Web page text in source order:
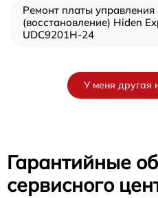
Ремонт платы управления
(восстановление) Hiden
UDC9201H-24
У меня другая
Гарантийные
сервисного